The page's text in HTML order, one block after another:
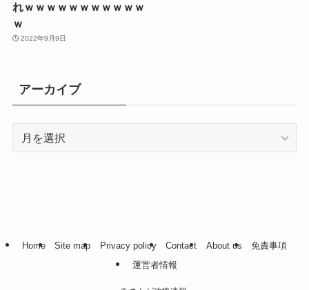
れｗｗｗｗｗｗｗｗｗｗｗ
ｗ
2022年9月9日
アーカイブ
Home Site map Privacy policy Contact About us
免責事項
運営者情報